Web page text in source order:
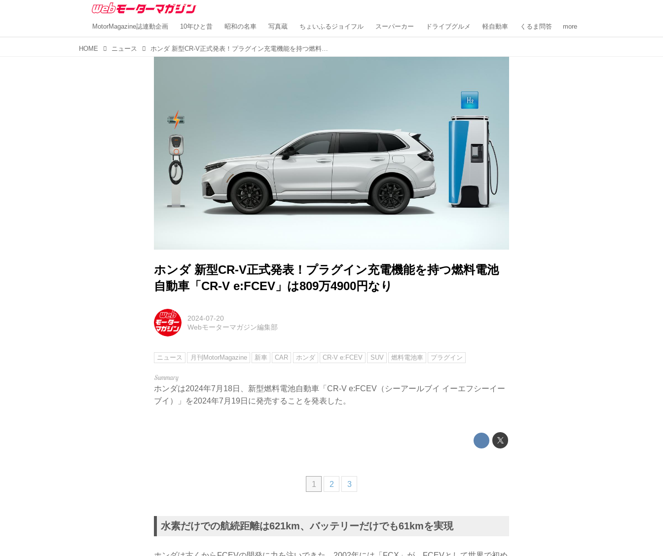
MotorMagazine誌連動企画 10年ひと昔 昭和の名車 写真蔵 ちょいふるジョイフル スーパーカー ドライブグルメ 軽自動車 くるま問答 more
HOME ニュース ホンダ 新型CR-V正式発表！プラグイン充電機能を持つ燃料電池自動車「CR-V e:FCEV」は809万4900円なり
ホンダ 新型CR-V正式発表！プラグイン充電機能を持つ燃料電池
自動車「CR-V e:FCEV」は809万4900円なり
2024-07-20
Webモーターマガジン編集部
ニュース 月刊MotorMagazine 新車 CAR ホンダ CR-V e:FCEV SUV 燃料電池車 プラグイン
ホンダは2024年7月18日、新型燃料電池自動車「CR-V e:FCEV（シーアールブイ イーエフシーイー
ブイ）」を2024年7月19日に発売することを発表した。
1 2 3
水素だけでの航続距離は621km、バッテリーだけでも61kmを実現